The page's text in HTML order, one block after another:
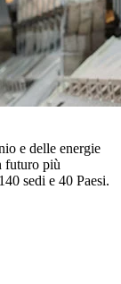
e delle energie
futuro più
sedi e 40 Paesi.